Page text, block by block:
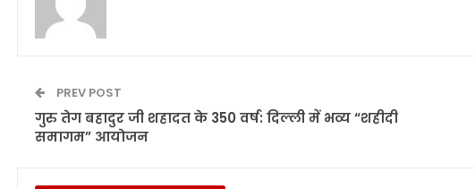
PREV POST
गुरु तेग बहादुर जी शहादत के 350 वर्ष: दिल्ली में भव्य “शहीदी
समागम” आयोजन